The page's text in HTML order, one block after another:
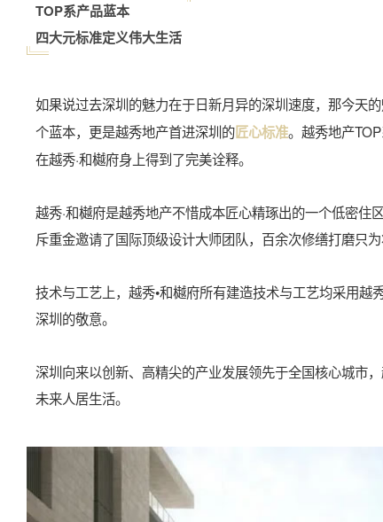
TOP系产品蓝本
四大元标准定义伟大生活
如果说过去深圳的魅力在于日新月异的深圳速度，那今天
个蓝本，更是越秀地产首进深圳的匠心标准。越秀地产
在越秀·和樾府身上得到了完美诠释。
越秀·和樾府是越秀地产不惜成本匠心精琢出的一个低密住
斥重金邀请了国际顶级设计大师团队，百余次修缮打磨只
技术与工艺上，越秀•和樾府所有建造技术与工艺均采用
深圳的敬意。
深圳向来以创新、高精尖的产业发展领先于全国核心城市
未来人居生活。